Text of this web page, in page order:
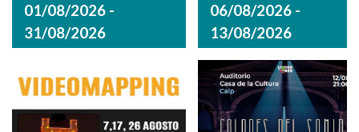
01/08/2026 -
31/08/2026
06/08/2026 -
13/08/2026